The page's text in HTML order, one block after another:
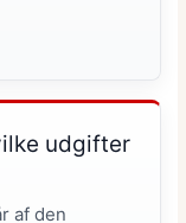
udgifter
af den